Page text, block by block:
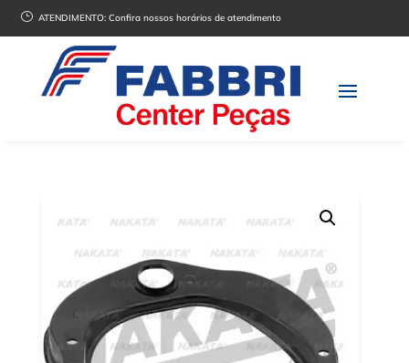
} ATENDIMENTO:Confira nossos horários de atendimento